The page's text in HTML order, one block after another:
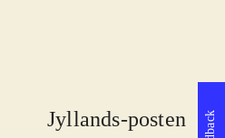
Jyllands-posten